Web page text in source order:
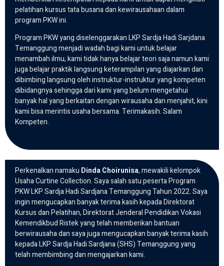
pelatihan kursus tata busana dan kewirausahaan dalam
program PKW ini.
Program PKW yang diselenggarakan LKP Sardja Hadi Sarjdana
Temanggung menjadi wadah bagi kami untuk belajar
menambah ilmu, kami tidak hanya belajar teori saja namun kami
juga belajar praktik langsung keterampilan yang diajarkan dan
dibimbing langsung oleh instruktur-instruktur yang kompeten
dibidangnya sehingga dari kami yang belum mengetahui
banyak hal yang berkaitan dengan wirausaha dan menjahit, kini
kami bisa merintis usaha bersama. Terimakasih. Salam
Kompeten.
Perkenalkan namaku Dinda Choirunisa, mewakili kelompok
Usaha Curtine Collection. Saya salah satu peserta Program
PKW LKP Sardja Hadi Sardjana Temanggung Tahun 2022. Saya
ingin mengucapkan banyak terima kasih kepada Direktorat
Kursus dan Pelatihan, Direktorat Jenderal Pendidikan Vokasi
Kemendikbud Ristek yang telah memberikan bantuan
berwirausaha dan saya juga mengucapkan banyak terima kasih
kepada LKP Sardja Hadi Sardjana (SHS) Temanggung yang
telah membimbing dan mengajarkan kami.